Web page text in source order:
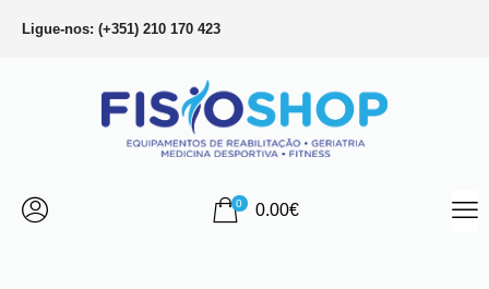
Ligue-nos: (+351) 210 170 423
0 0.00€